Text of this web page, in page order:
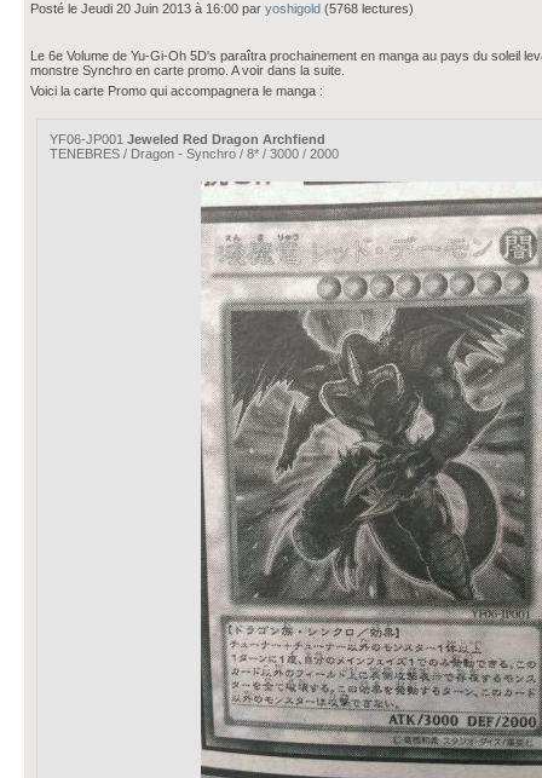
Posté le Jeudi 20 Juin 2013 à 16:00 par yoshigold (5768 lectures)
Le 6e Volume de Yu-Gi-Oh 5D's paraîtra prochainement en manga au pays du soleil
monstre Synchro en carte promo. A voir dans la suite.
Voici la carte Promo qui accompagnera le manga :
YF06-JP001 Jeweled Red Dragon Archfiend
TENEBRES / Dragon - Synchro / 8* / 3000 / 2000